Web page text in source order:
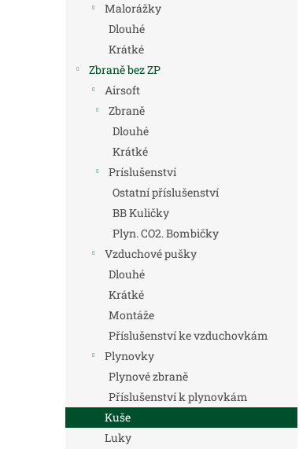
Malorážky
Dlouhé
Krátké
Zbraně bez ZP
Airsoft
Zbraně
Dlouhé
Krátké
Príslušenství
Ostatní příslušenství
BB Kuličky
Plyn. CO2. Bombičky
Vzduchové pušky
Dlouhé
Krátké
Montáže
Příslušenství ke vzduchovkám
Plynovky
Plynové zbraně
Příslušenství k plynovkám
Kuše
Luky